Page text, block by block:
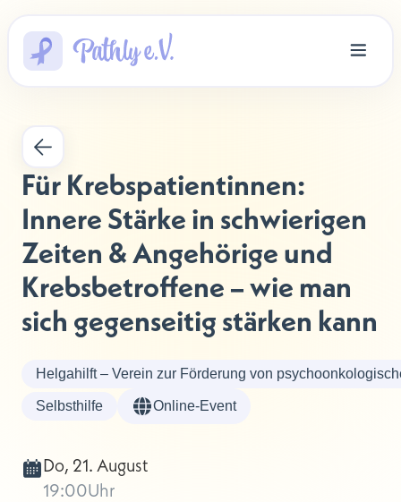
Für Krebspatientinnen:
Innere Stärke in schwierigen
Zeiten & Angehörige und
Krebsbetroffene – wie man
sich gegenseitig stärken kann
Helgahilft – Verein zur Förderung von
Selbsthilfe Online-Event
Do, 21. August
19:00Uhr